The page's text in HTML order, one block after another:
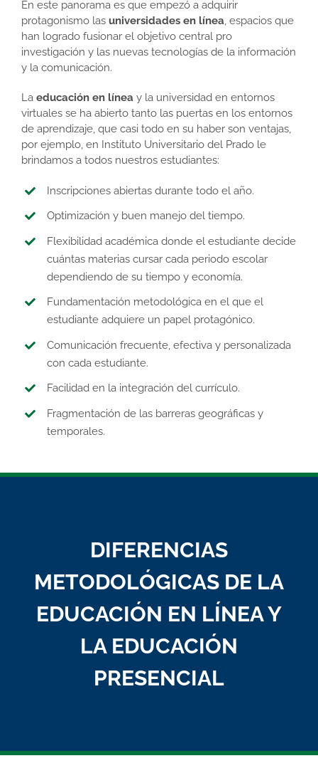
En este panorama es que empezó a adquirir
protagonismo las universidades en línea , espacios que
han logrado fusionar el objetivo central pro
investigación y las nuevas tecnologías de la información
y la comunicación.
La educación en línea y la universidad en entornos
virtuales se ha abierto tanto las puertas en los entornos
de aprendizaje, que casi todo en su haber son ventajas,
por ejemplo, en Instituto Universitario del Prado le
brindamos a todos nuestros estudiantes:
Inscripciones abiertas durante todo el año.
Optimización y buen manejo del tiempo.
Flexibilidad académica donde el estudiante decide
cuántas materias cursar cada periodo escolar
dependiendo de su tiempo y economía.
Fundamentación metodológica en el que el
estudiante adquiere un papel protagónico.
Comunicación frecuente, efectiva y personalizada
con cada estudiante.
Facilidad en la integración del currículo.
Fragmentación de las barreras geográficas y
temporales.
DIFERENCIAS
METODOLÓGICAS DE LA
EDUCACIÓN EN LÍNEA Y
LA EDUCACIÓN
PRESENCIAL